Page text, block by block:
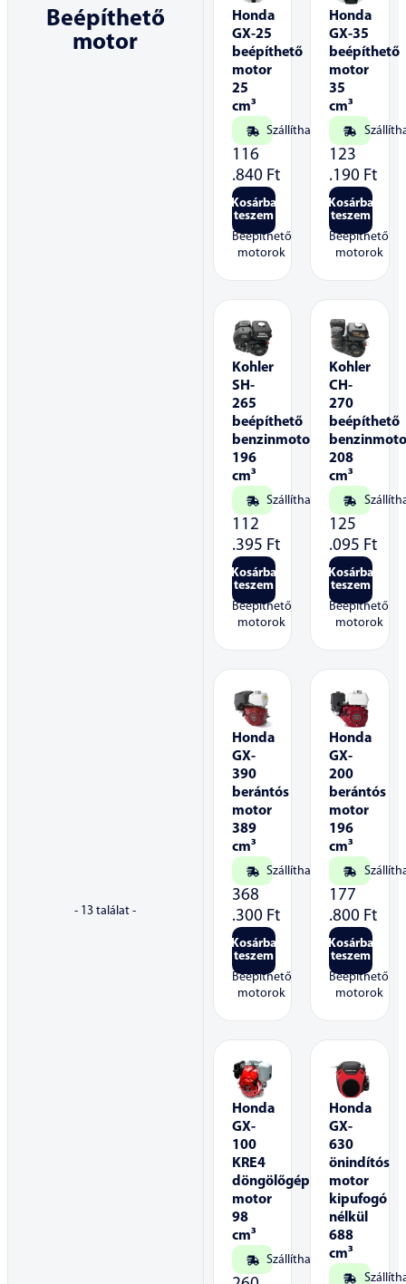
Beépíthető
motor
- 13 találat -
Honda
GX-25
beépíthető
motor
25
cm³
Szállítható
116
.840 Ft
Kosárba
teszem
Beépíthető
motorok
Honda
GX-35
beépíthető
motor
35
cm³
123
.190 Ft
Kosárba
teszem
Beépíthető
motorok
Kohler
SH-
265
beépíthető
benzinmotor
196
cm³
Szállítható
112
.395 Ft
Kosárba
teszem
Beépíthető
motorok
Kohler
CH-
270
beépíthető
208
cm³
125
.095 Ft
Kosárba
teszem
Beépíthető
motorok
Honda
GX-
390
berántós
motor
389
cm³
Szállítható
368
.300 Ft
Kosárba
teszem
Beépíthető
motorok
Honda
GX-
200
berántós
motor
196
cm³
177
.800 Ft
Kosárba
teszem
Beépíthető
motorok
Honda
GX-
100
KRE4
döngölőgép
motor
98
cm³
Szállítható
Honda
GX-
630
önindítós
motor
kipufogó
nélkül
688
cm³